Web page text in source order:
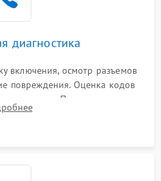
диагностика
включения, осмотр разъемов
повреждения. Оценка кодов
Проверка чтения
наличия гарантийных пломб.